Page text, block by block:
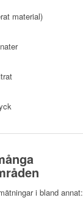
material)
i bland annat: